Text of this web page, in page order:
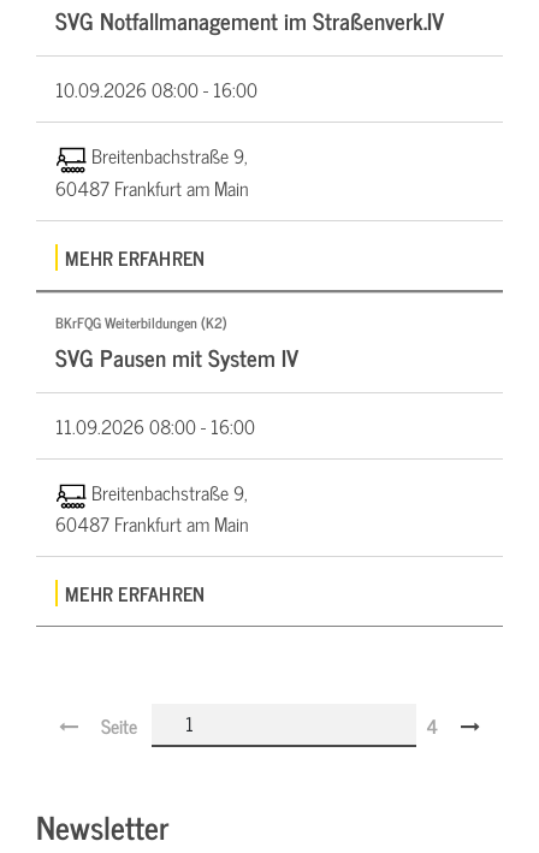
SVG Notfallmanagement im Straßenverk.IV
10.09.202608:00 - 16:00
Breitenbachstraße 9,
60487 Frankfurt am Main
MEHR ERFAHREN
BKrFQG Weiterbildungen (K2)
SVG Pausen mit System IV
11.09.202608:00 - 16:00
Breitenbachstraße 9,
60487 Frankfurt am Main
MEHR ERFAHREN
Seite 4
Newsletter